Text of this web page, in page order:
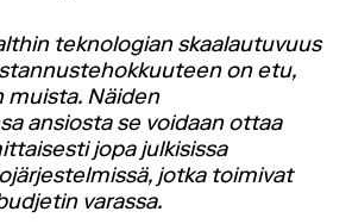
teknologian skaalautuvuus
on etu,
muista. Näiden
ansiosta se voidaan ottaa
jopa julkisissa
jotka toimivat
varassa.